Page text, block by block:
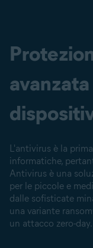
L'antivirus è la
informatiche,
Antivirus è una
per le piccole e
dalle sofisticate
una variante
un attacco zero-day.